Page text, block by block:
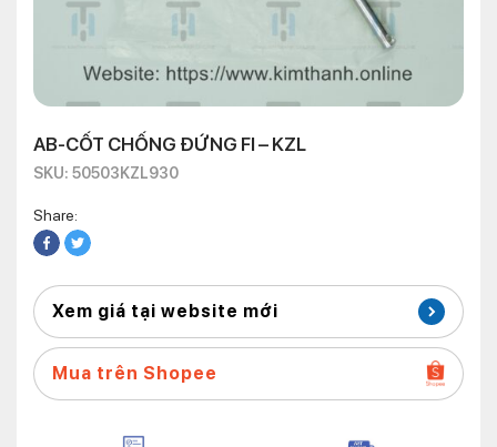
AB-CỐT CHỐNG ĐỨNG FI – KZL
SKU: 50503KZL930
Share:
Xem giá tại website mới
Mua trên Shopee